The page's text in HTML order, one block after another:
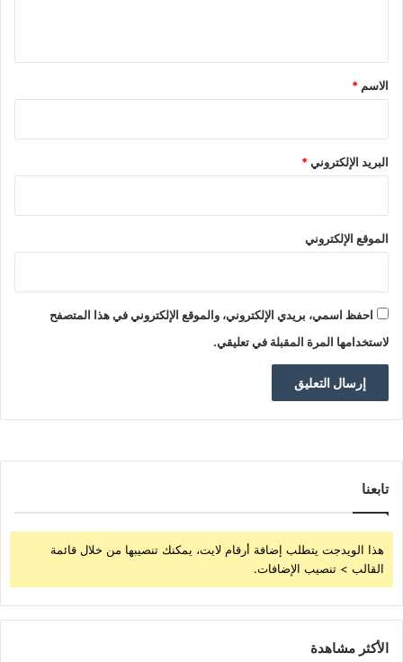
*
الاسم *
البريد الإلكتروني*
الموقع الإلكتروني
احفظ اسمي، بريدي الإلكتروني، والموقع الإلكتروني في هذا المتصفح
لاستخدامها المرة المقبلة في تعليقي.
تابعنا
هذا الويدجت يتطلب إضافة أرقام لايت، يمكنك تنصيبها من خلال قائمة
القالب > تنصيب الإضافات.
الأكثر مشاهدة